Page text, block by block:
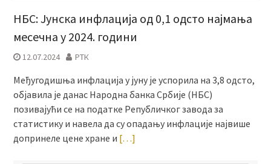
НБС: Јунска инфлација од 0,1 одсто најмања
месечна у 2024. години
12.07.2024 РТК
Међугодишња инфлација у јуну је успорила на 3,8 одсто,
објавила је данас Народна банка Србије (НБС)
позивајући се на податке Републичког завода за
статистику и навела да су опадању инфлације највише
допринеле цене хране и […]